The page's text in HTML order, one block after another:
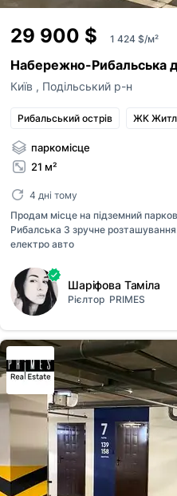
29 900 $ 1 424 $/м²
Набережно-Рибальська
Київ , Подільський р-н
Рибальський острів ЖК
паркомісце
21 м²
4 дні тому
Продам місце на підземний
Рибалська 3 зручне
електро авто
Шаріфова Таміла
Рієлтор PRIMES